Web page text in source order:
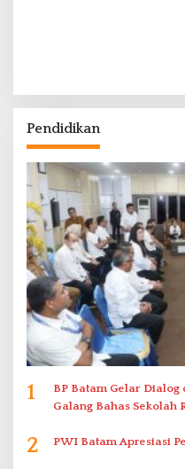
Pendidikan
1
BP Batam Gelar Dialog
Galang Bahas Sekolah
2 PWI Batam Apresiasi